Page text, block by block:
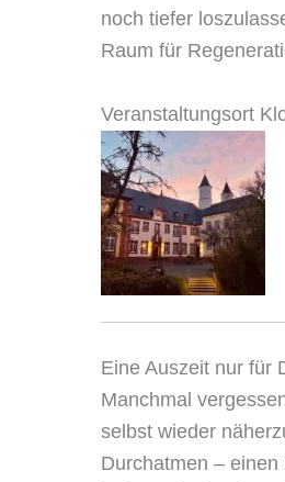
noch tiefer
Raum für
Veranstaltungsort
Eine Auszeit nur für
Manchmal
selbst wieder
Durchatmen –